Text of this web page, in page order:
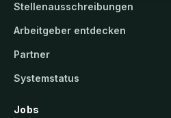
Stellenausschreibungen
Arbeitgeber entdecken
Partner
Systemstatus
Jobs